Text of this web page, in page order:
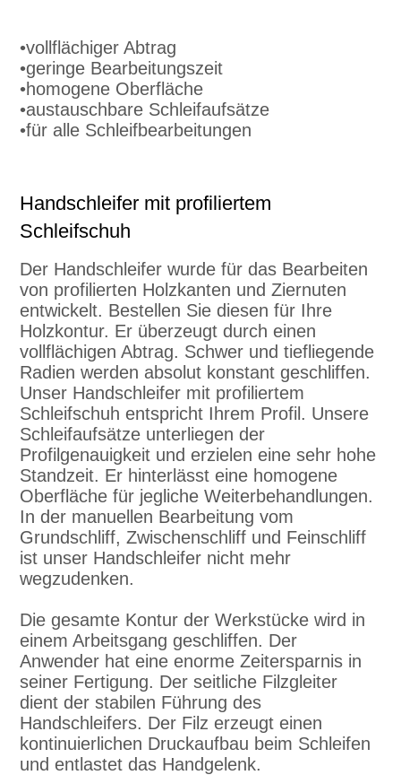
•vollflächiger Abtrag
•geringe Bearbeitungszeit
•homogene Oberfläche
•austauschbare Schleifaufsätze
•für alle Schleifbearbeitungen
Handschleifer mit profiliertem
Schleifschuh
Der Handschleifer wurde für das Bearbeiten
von profilierten Holzkanten und Ziernuten
entwickelt. Bestellen Sie diesen für Ihre
Holzkontur. Er überzeugt durch einen
vollflächigen Abtrag. Schwer und tiefliegende
Radien werden absolut konstant geschliffen.
Unser Handschleifer mit profiliertem
Schleifschuh entspricht Ihrem Profil. Unsere
Schleifaufsätze unterliegen der
Profilgenauigkeit und erzielen eine sehr hohe
Standzeit. Er hinterlässt eine homogene
Oberfläche für jegliche Weiterbehandlungen.
In der manuellen Bearbeitung vom
Grundschliff, Zwischenschliff und Feinschliff
ist unser Handschleifer nicht mehr
wegzudenken.
Die gesamte Kontur der Werkstücke wird in
einem Arbeitsgang geschliffen. Der
Anwender hat eine enorme Zeitersparnis in
seiner Fertigung. Der seitliche Filzgleiter
dient der stabilen Führung des
Handschleifers. Der Filz erzeugt einen
kontinuierlichen Druckaufbau beim Schleifen
und entlastet das Handgelenk.